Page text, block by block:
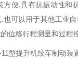
方便,具有抗振动性和
也可以用于其他工业
位移行程测量和过程
型提升机绞车制动装